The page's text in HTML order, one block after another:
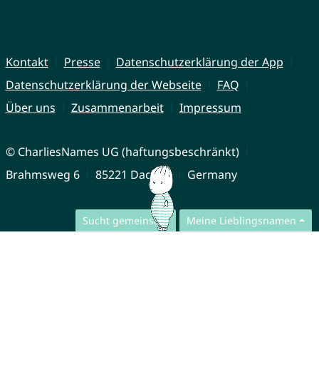
Sucht gemeinsam Meine Lieblingsnamen
Kontakt Presse
Datenschutzerklärung der App
Datenschutzerklärung der Webseite
FAQ
Über uns
Zusammenarbeit Impressum
© CharliesNames UG (haftungsbeschränkt)
Brahmsweg 6
85221 Dachau Germany